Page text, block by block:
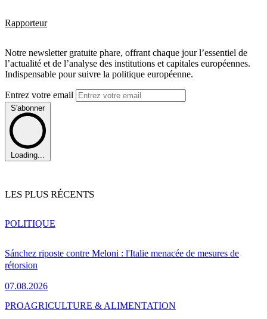
Rapporteur
Notre newsletter gratuite phare, offrant chaque jour l’essentiel de
l’actualité et de l’analyse des institutions et capitales européennes.
Indispensable pour suivre la politique européenne.
Entrez votre email
S'abonner
Loading...
LES PLUS RÉCENTS
Sánchez riposte contre Meloni : l'Italie menacée de mesures de
rétorsion
07.08.2026
POLITIQUE
PROAGRICULTURE & ALIMENTATION